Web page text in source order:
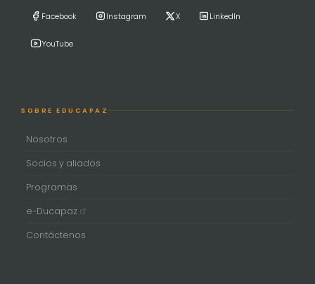
Facebook Instagram X LinkedIn
YouTube
SOBRE EDUCAPAZ
Nosotros
Socios y aliados
Programas
e-Ducapaz
Contáctenos